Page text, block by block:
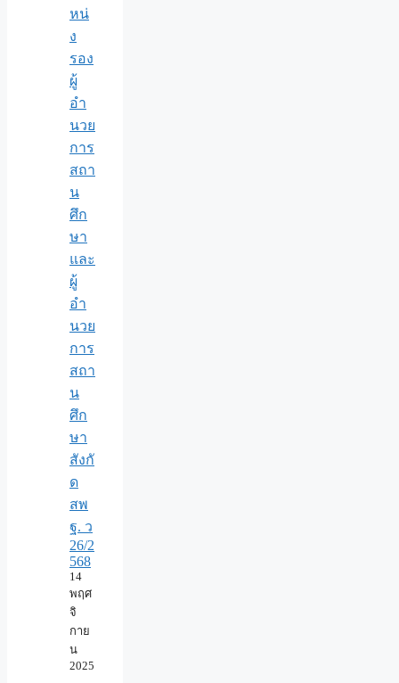
หน่
ง
รอง
ผู้
อำ
นวย
การ
สถา
น
ศึก
ษา
และ
ผู้
อำ
นวย
การ
สถา
น
ศึก
ษา
สังกั
ด
สพ
ฐ. ว
26/2
568
14
พฤศ
จิ
กาย
น
2025